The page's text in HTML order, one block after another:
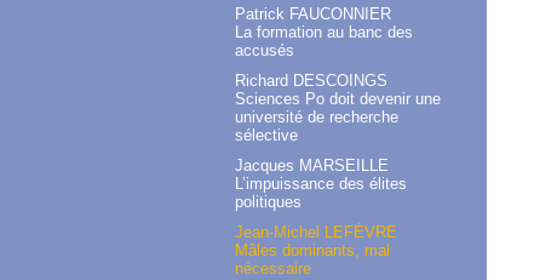
Patrick FAUCONNIER
La formation au banc des
accusés
Richard DESCOINGS
Sciences Po doit devenir une
université de recherche
sélective
Jacques MARSEILLE
L’impuissance des élites
politiques
Jean-Michel LEFÈVRE
Mâles dominants, mal
nécessaire